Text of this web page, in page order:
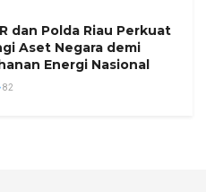
dan Polda Riau Perkuat
Aset Negara demi
Energi Nasional
82